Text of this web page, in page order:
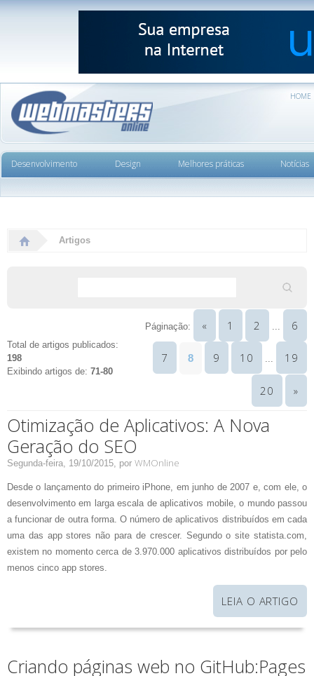
HOME
Desenvolvimento Design Melhores práticas Notícias
Artigos
Total de artigos publicados:
198
Exibindo artigos de: 71-80
Páginação: « 1 2 ... 6
7 8 9 10 ... 19
20 »
Otimização de Aplicativos: A Nova
Geração do SEO
Segunda-feira, 19/10/2015, por WMOnline
Desde o lançamento do primeiro iPhone, em junho de 2007 e, com ele, o
desenvolvimento em larga escala de aplicativos mobile, o mundo passou
a funcionar de outra forma. O número de aplicativos distribuídos em cada
uma das app stores não para de crescer. Segundo o site statista.com,
existem no momento cerca de 3.970.000 aplicativos distribuídos por pelo
menos cinco app stores.
LEIA O ARTIGO
Criando páginas web no GitHub:Pages